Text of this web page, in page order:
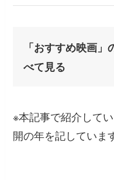
「おすすめ映画
べて見る
※本記事で紹介して
開の年を記していま